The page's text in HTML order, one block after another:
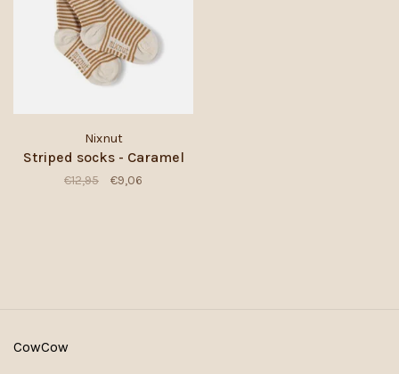
Nixnut
Striped socks - Caramel
€12,95 €9,06
CowCow